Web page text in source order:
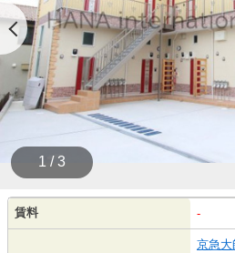
1 / 3
賃料 -
京急大